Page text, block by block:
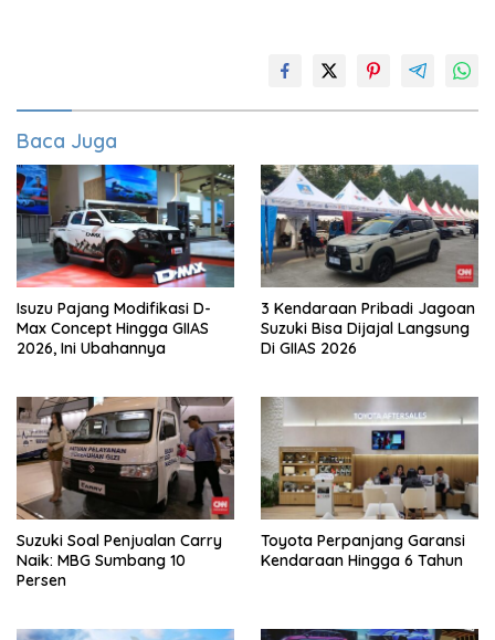
Baca Juga
Isuzu Pajang Modifikasi D-
Max Concept Hingga GIIAS
2026, Ini Ubahannya
3 Kendaraan Pribadi Jagoan
Suzuki Bisa Dijajal Langsung
Di GIIAS 2026
Suzuki Soal Penjualan Carry
Naik: MBG Sumbang 10
Persen
Toyota Perpanjang Garansi
Kendaraan Hingga 6 Tahun